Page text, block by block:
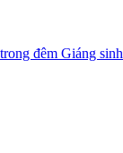
đêm Giáng sinh